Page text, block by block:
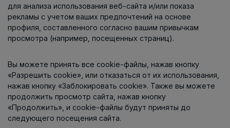
О компании
Информация
Контакты
для анализа использования веб-сайта и/или показа
рекламы с учетом ваших предпочтений на основе
профиля, составленного согласно вашим привычкам
просмотра (например, посещенных страниц).
Вы можете принять все cookie-файлы, нажав кнопку
«Разрешить cookie», или отказаться от их использования,
нажав кнопку «Заблокировать cookie». Также вы можете
продолжить просмотр сайта, нажав кнопку
«Продолжить», и cookie-файлы будут приняты до
следующего посещения сайта.